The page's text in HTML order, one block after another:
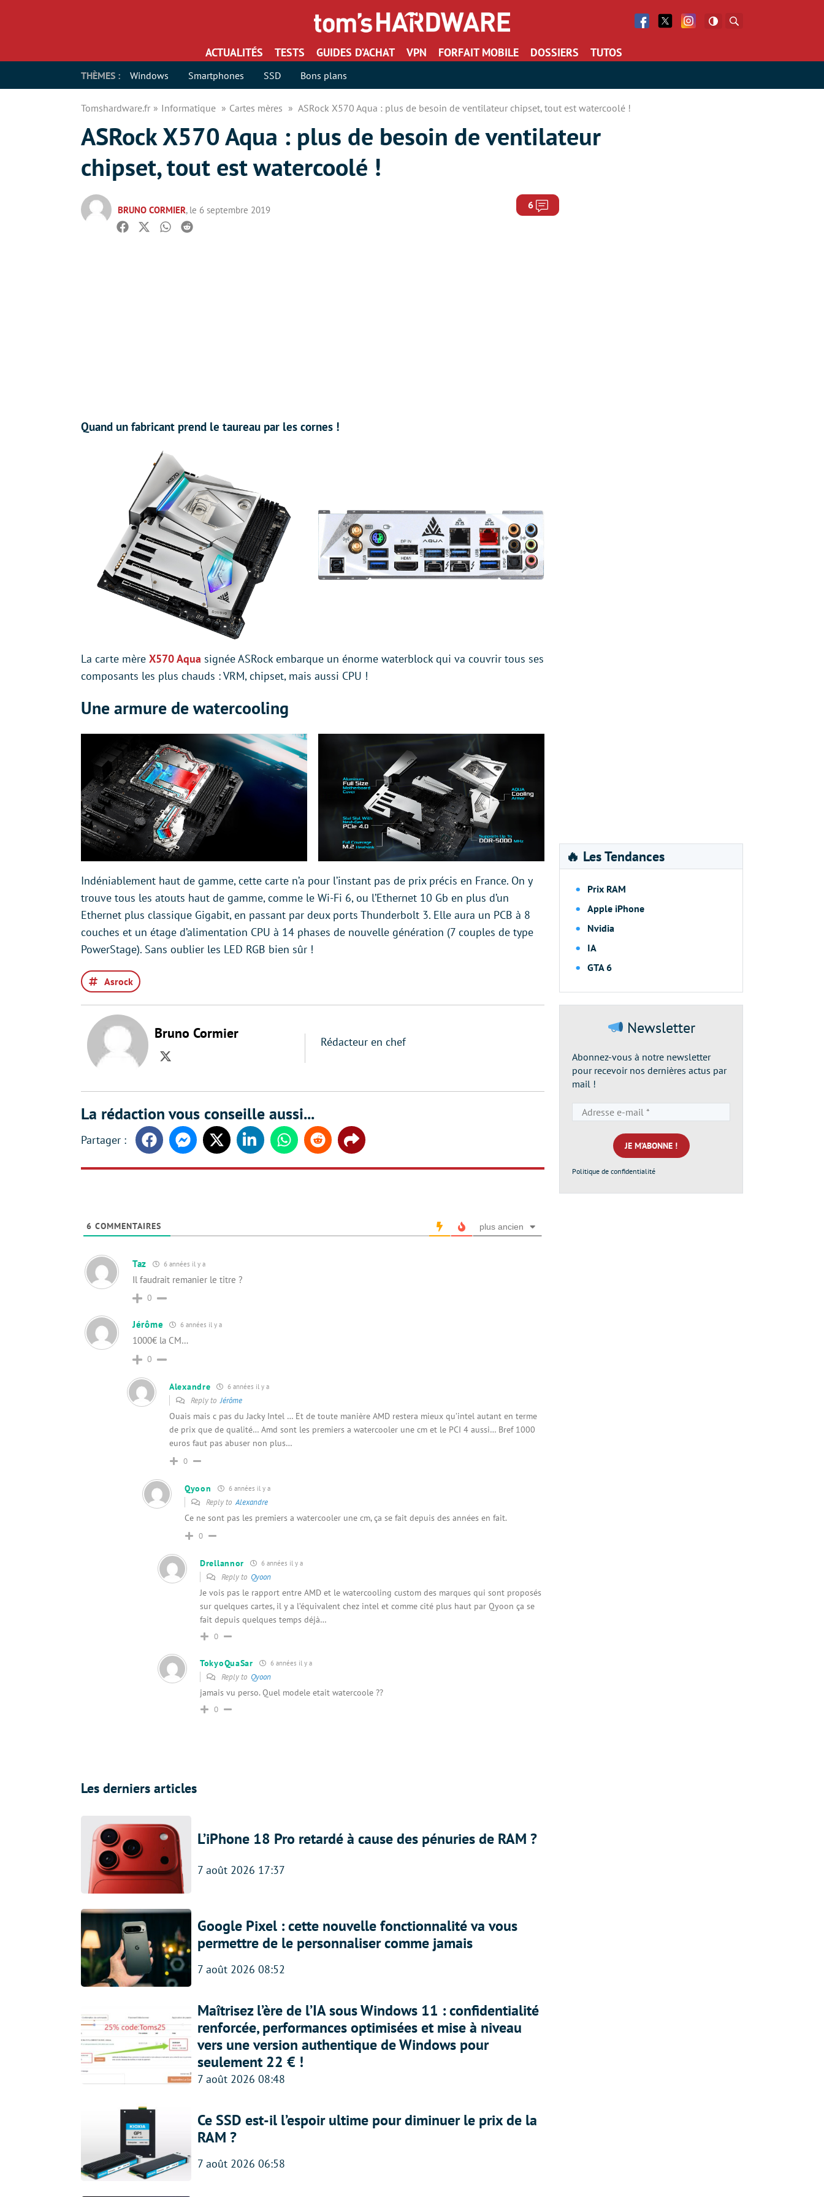
Facebook
Twitter Facebook
ACTUALITÉS TESTS GUIDES D’ACHAT VPN FORFAIT MOBILE DOSSIERS TUTOS
THÈMES : Windows Smartphones SSD Bons plans
Tomshardware.fr Informatique Cartes mères ASRock X570 Aqua : plus de besoin de ventilateur chipset, tout est watercoolé !
ASRock X570 Aqua : plus de besoin de ventilateur
chipset, tout est watercoolé !
BRUNO CORMIER, le 6 septembre 2019 6 Commentaires
Facebook
TwitterWhatsapp
Reddit
Quand un fabricant prend le taureau par les cornes !
La carte mère X570 Aqua signée ASRock embarque un énorme waterblock qui va couvrir tous ses
composants les plus chauds : VRM, chipset, mais aussi CPU !
Une armure de watercooling
Indéniablement haut de gamme, cette carte n’a pour l’instant pas de prix précis en France. On y
trouve tous les atouts haut de gamme, comme le Wi-Fi 6, ou l’Ethernet 10 Gb en plus d’un
Ethernet plus classique Gigabit, en passant par deux ports Thunderbolt 3. Elle aura un PCB à 8
couches et un étage d’alimentation CPU à 14 phases de nouvelle génération (7 couples de type
PowerStage). Sans oublier les LED RGB bien sûr !
Asrock
Bruno Cormier
Twitter
Rédacteur en chef
La rédaction vous conseille aussi...
FacebookMessengerTwitter LinkedinWhatsappReddit Share
6 COMMENTAIRES plus ancien
Taz 6 années il y a
Il faudrait remanier le titre ?
0
Jérôme 6 années il y a
1000€ la CM…
0
Alexandre 6 années il y a
Reply toJérôme
Ouais mais c pas du Jacky Intel … Et de toute manière AMD restera mieux qu’intel autant en terme
de prix que de qualité… Amd sont les premiers a watercooler une cm et le PCI 4 aussi… Bref 1000
euros faut pas abuser non plus…
0
Qyoon 6 années il y a
Reply toAlexandre
Ce ne sont pas les premiers a watercooler une cm, ça se fait depuis des années en fait.
0
Drellannor 6 années il y a
Reply to Qyoon
Je vois pas le rapport entre AMD et le watercooling custom des marques qui sont proposés
sur quelques cartes, il y a l’équivalent chez intel et comme cité plus haut par Qyoon ça se
fait depuis quelques temps déjà…
0
TokyoQuaSar 6 années il y a
Reply to Qyoon
jamais vu perso. Quel modele etait watercoole ??
0
Les derniers articles
L’iPhone 18 Pro retardé à cause des pénuries de RAM ?
7 août 2026 17:37
Google Pixel : cette nouvelle fonctionnalité va vous
permettre de le personnaliser comme jamais
7 août 2026 08:52
Maîtrisez l’ère de l’IA sous Windows 11 : confidentialité
renforcée, performances optimisées et mise à niveau
vers une version authentique de Windows pour
seulement 22 € !
7 août 2026 08:48
Ce SSD est-il l’espoir ultime pour diminuer le prix de la
RAM ?
7 août 2026 06:58
🔥 Les Tendances
Prix RAM
Apple iPhone
Nvidia
IA
GTA 6
Newsletter
Abonnez-vous à notre newsletter
pour recevoir nos dernières actus par
mail !
e-
mail
*
Politique de confidentialité